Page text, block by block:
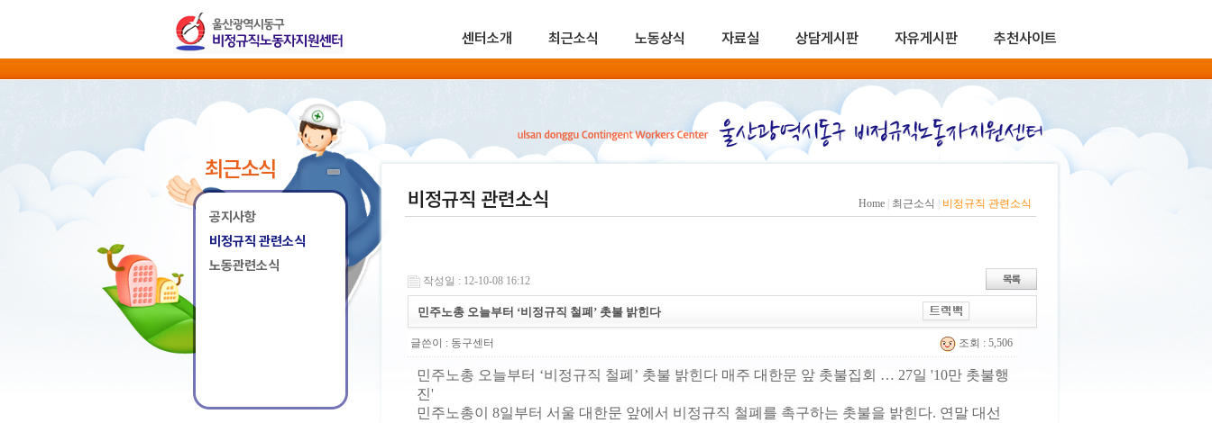
센터소개 최근소식 노동상식 자료실 상담게시판 자유게시판 추천사이트
최근소식
공지사항
비정규직 관련소식
노동관련소식
비정규직 관련소식 Home 최근소식 비정규직 관련소식
작성일 : 12-10-08 16:12
민주노총 오늘부터 ‘비정규직 철폐’ 촛불 밝힌다
글쓴이 : 동구센터 조회 : 5,506
민주노총 오늘부터 ‘비정규직 철폐’ 촛불 밝힌다 매주 대한문 앞 촛불집회 … 27일 '10만 촛불행
진'
민주노총이 8일부터 서울 대한문 앞에서 비정규직 철폐를 촉구하는 촛불을 밝힌다. 연말 대선